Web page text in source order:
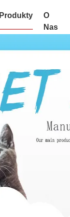
Produkty
O
Nas